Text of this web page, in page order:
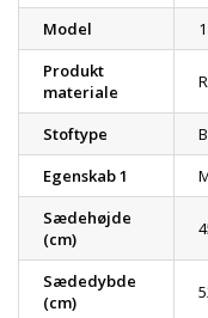
Model
Produkt
materiale
Stoftype
Egenskab 1
Sædehøjde
(cm)
Sædedybde
(cm)